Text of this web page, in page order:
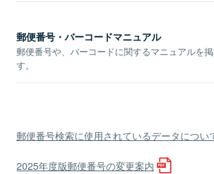
郵便番号・バーコードマニュアル
郵便番号や、バーコードに関するマニュアルを
す。
郵便番号検索に使用されているデータについ
2025年度版郵便番号の変更案内